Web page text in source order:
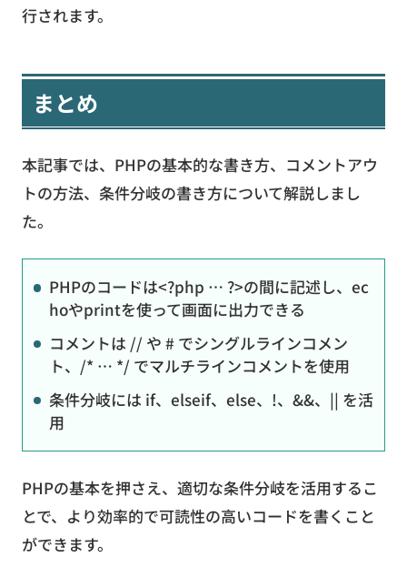
行されます。
まとめ
本記事では、PHPの基本的な書き方、コメントアウ
トの方法、条件分岐の書き方について解説しまし
た。
PHPのコードは<?php … ?>の間に記述し、ec
hoやprintを使って画面に出力できる
コメントは // や # でシングルラインコメン
ト、/* … */ でマルチラインコメントを使用
条件分岐には if、elseif、else、!、&&、|| を活
用
PHPの基本を押さえ、適切な条件分岐を活用するこ
とで、より効率的で可読性の高いコードを書くこと
ができます。